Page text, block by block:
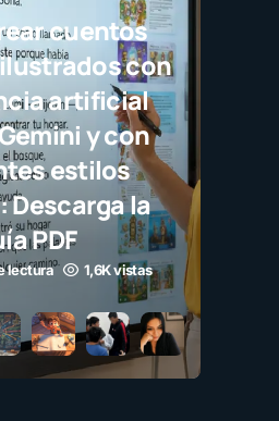
Javier Bardem elogia a
selección campeona y
destaca el juego
como ejemplo para
millones de niños
3 minutos de lectura